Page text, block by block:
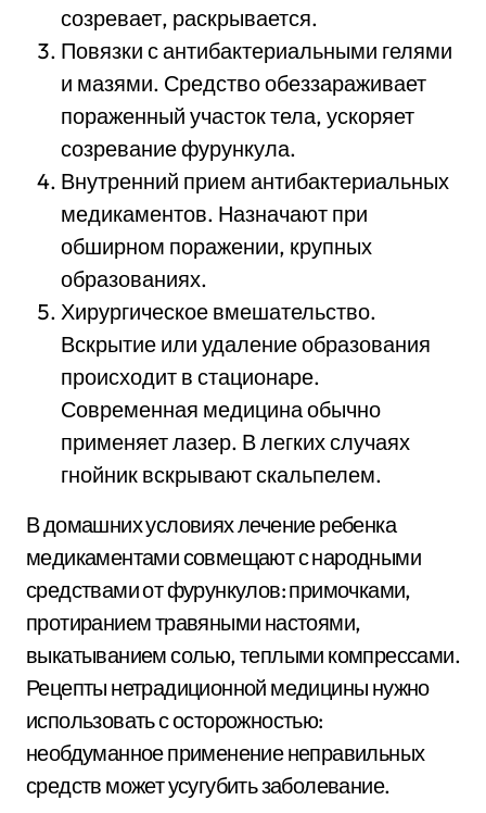
созревает, раскрывается.
Повязки с антибактериальными гелями
и мазями. Средство обеззараживает
пораженный участок тела, ускоряет
созревание фурункула.
Внутренний прием антибактериальных
медикаментов. Назначают при
обширном поражении, крупных
образованиях.
Хирургическое вмешательство.
Вскрытие или удаление образования
происходит в стационаре.
Современная медицина обычно
применяет лазер. В легких случаях
гнойник вскрывают скальпелем.
В домашних условиях лечение ребенка
медикаментами совмещают с народными
средствами от фурункулов: примочками,
протиранием травяными настоями,
выкатыванием солью, теплыми компрессами.
Рецепты нетрадиционной медицины нужно
использовать с осторожностью:
необдуманное применение неправильных
средств может усугубить заболевание.